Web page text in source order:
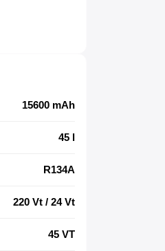
15600 mAh
45 l
R134A
220 Vt / 24 Vt
45 VT